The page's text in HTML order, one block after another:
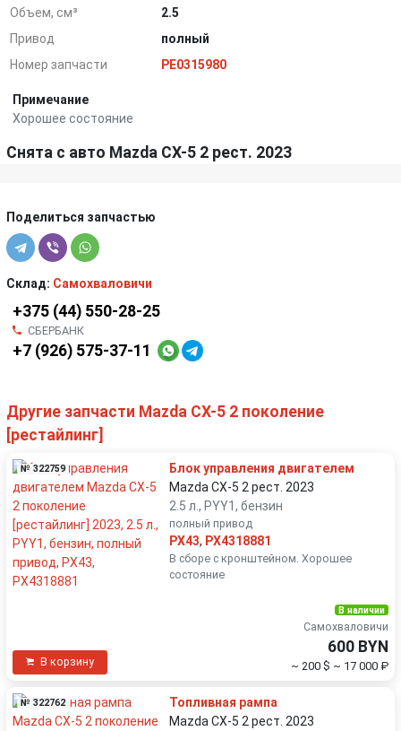
Объем, см³
2.5
Привод
полный
Номер запчасти
PE0315980
Примечание
Хорошее состояние
Снята с авто Mazda CX-5 2 рест. 2023
Поделиться запчастью
Склад: Самохваловичи
+375 (44) 550-28-25
СБЕРБАНК
+7 (926) 575-37-11
Другие запчасти Mazda CX-5 2 поколение
[рестайлинг]
№ 322759
Блок управления двигателем
Mazda CX-5 2 рест. 2023
2.5 л., PYY1, бензин
полный привод
PX43, PX4318881
В сборе с кронштейном. Хорошее
состояние
В корзину
В наличии
Самохваловичи
600 BYN
~ 200 $ ~ 17 000 ₽
№ 322762
Топливная рампа
Mazda CX-5 2 рест. 2023